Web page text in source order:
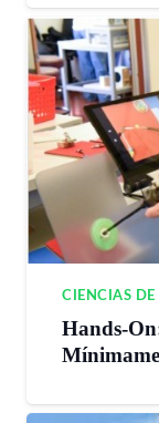
CIENCIAS
Hands-